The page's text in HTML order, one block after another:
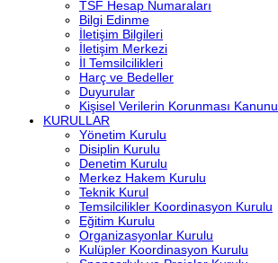
TSF Hesap Numaraları
Bilgi Edinme
İletişim Bilgileri
İletişim Merkezi
İl Temsilcilikleri
Harç ve Bedeller
Duyurular
Kişisel Verilerin Korunması Kanunu
KURULLAR
Yönetim Kurulu
Disiplin Kurulu
Denetim Kurulu
Merkez Hakem Kurulu
Teknik Kurul
Temsilcilikler Koordinasyon Kurulu
Eğitim Kurulu
Organizasyonlar Kurulu
Kulüpler Koordinasyon Kurulu